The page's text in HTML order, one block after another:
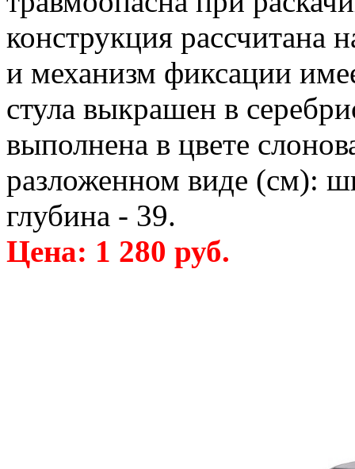
конструкция рассчитана
и механизм фиксации
стула выкрашен в
выполнена в цвете
разложенном виде (см):
глубина - 39.
Цена: 1 280 руб.